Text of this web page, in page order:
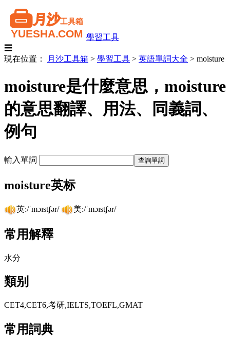
學習工具
☰
現在位置：
月沙工具箱 > 學習工具 > 英語單詞大全 > moisture
moisture是什麼意思，moisture
的意思翻譯、用法、同義詞、
例句
輸入單詞
moisture英标
英:/ˈmɔɪstʃər/ 美:/ˈmɔɪstʃər/
常用解釋
水分
類别
CET4,CET6,考研,IELTS,TOEFL,GMAT
常用詞典